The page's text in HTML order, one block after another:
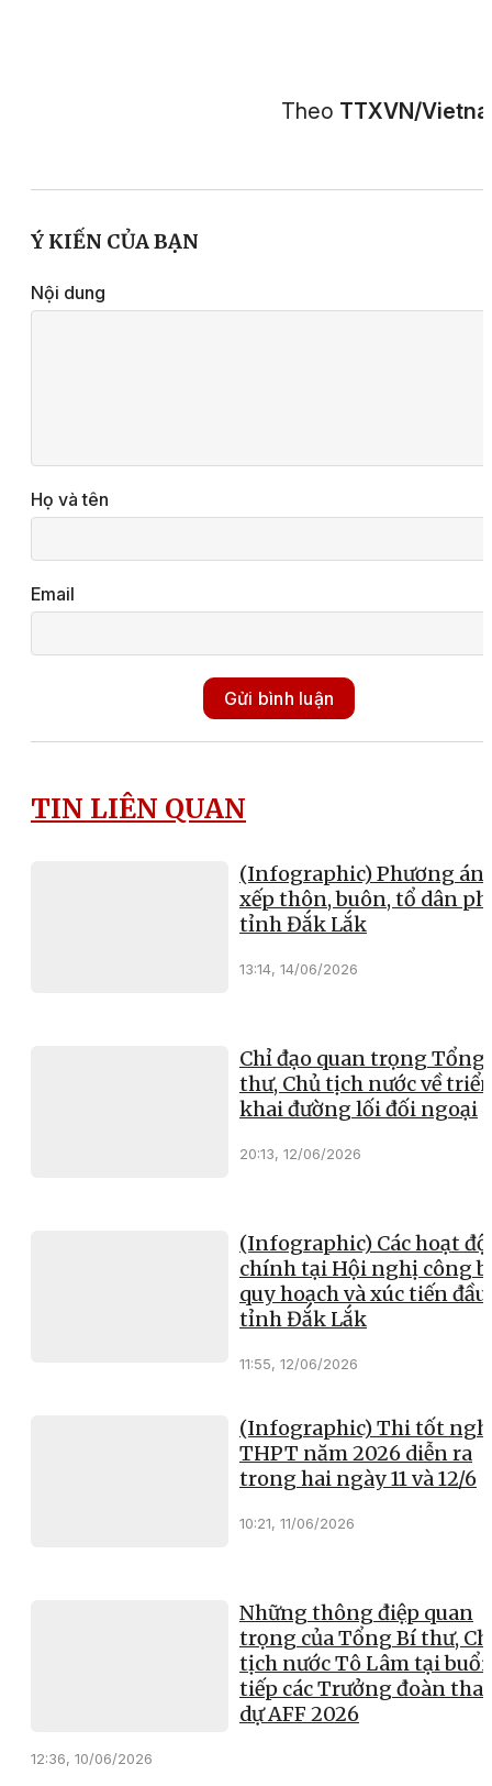
Theo TTXVN/
Ý KIẾN CỦA BẠN
Nội dung
Họ và tên
Email
Gửi bình luận
TIN LIÊN QUAN
(Infographic) Phương án
xếp thôn, buôn, tổ dân
tỉnh Đắk Lắk
13:14, 14/06/2026
Chỉ đạo quan trọng Tổng
thư, Chủ tịch nước về
khai đường lối đối ngoại
20:13, 12/06/2026
(Infographic) Các hoạt
chính tại Hội nghị công
quy hoạch và xúc tiến
tỉnh Đắk Lắk
11:55, 12/06/2026
(Infographic) Thi tốt
THPT năm 2026 diễn ra
trong hai ngày 11 và 12/6
10:21, 11/06/2026
Những thông điệp quan
trọng của Tổng Bí thư,
tịch nước Tô Lâm tại buổi
tiếp các Trưởng đoàn
dự AFF 2026
12:36, 10/06/2026